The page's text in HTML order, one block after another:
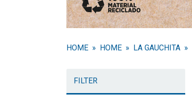
HOME HOME LA GAUCHITA
FILTER